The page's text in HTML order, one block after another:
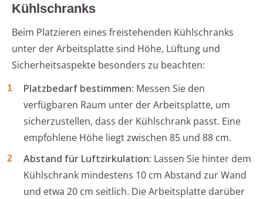
Kühlschranks
Beim Platzieren eines freistehenden Kühlschranks
unter der Arbeitsplatte sind Höhe, Lüftung und
Sicherheitsaspekte besonders zu beachten:
Platzbedarf bestimmen: Messen Sie den
verfügbaren Raum unter der Arbeitsplatte, um
sicherzustellen, dass der Kühlschrank passt. Eine
empfohlene Höhe liegt zwischen 85 und 88 cm.
Abstand für Luftzirkulation: Lassen Sie hinter dem
Kühlschrank mindestens 10 cm Abstand zur Wand
und etwa 20 cm seitlich. Die Arbeitsplatte darüber